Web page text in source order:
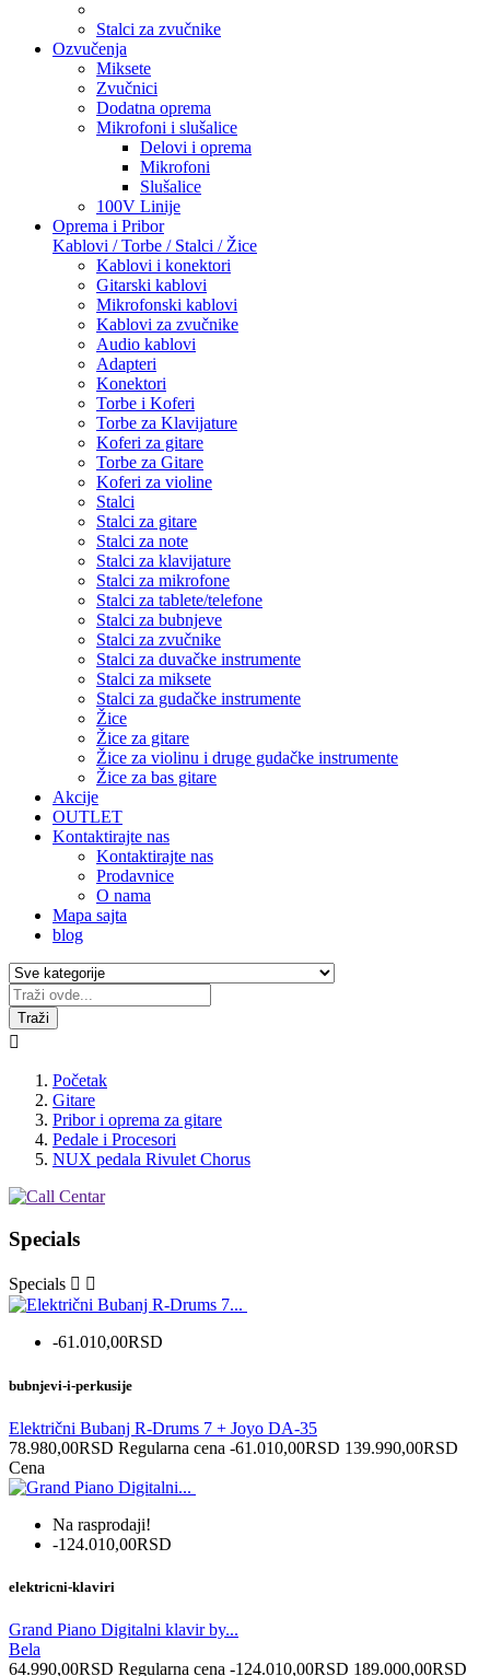
Stalci za zvučnike
Ozvučenja
Miksete
Zvučnici
Dodatna oprema
Mikrofoni i slušalice
Delovi i oprema
Mikrofoni
Slušalice
100V Linije
Oprema i Pribor
Kablovi / Torbe / Stalci / Žice
Kablovi i konektori
Gitarski kablovi
Mikrofonski kablovi
Kablovi za zvučnike
Audio kablovi
Adapteri
Konektori
Torbe i Koferi
Torbe za Klavijature
Koferi za gitare
Torbe za Gitare
Koferi za violine
Stalci
Stalci za gitare
Stalci za note
Stalci za klavijature
Stalci za mikrofone
Stalci za tablete/telefone
Stalci za bubnjeve
Stalci za zvučnike
Stalci za duvačke instrumente
Stalci za miksete
Stalci za gudačke instrumente
Žice
Žice za gitare
Žice za violinu i druge gudačke instrumente
Žice za bas gitare
Akcije
OUTLET
Kontaktirajte nas
Kontaktirajte nas
Prodavnice
O nama
Mapa sajta
blog
Traži

Početak
Gitare
Pribor i oprema za gitare
Pedale i Procesori
NUX pedala Rivulet Chorus
Specials
Specials  
-61.010,00RSD
bubnjevi-i-perkusije
Električni Bubanj R-Drums 7 + Joyo DA-35
78.980,00RSD Regularna cena -61.010,00RSD 139.990,00RSD
Cena
Na rasprodaji!
-124.010,00RSD
elektricni-klaviri
Grand Piano Digitalni klavir by...
Bela
64.990,00RSD Regularna cena -124.010,00RSD 189.000,00RSD